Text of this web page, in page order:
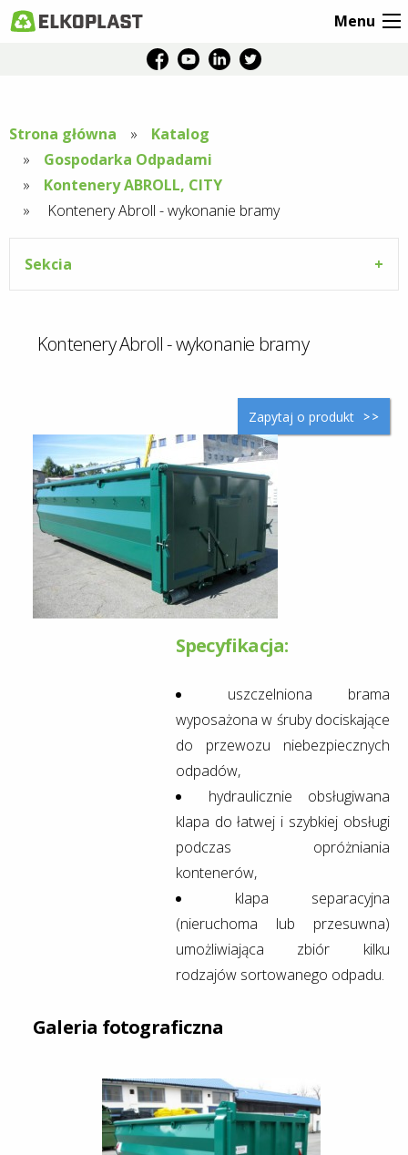
Menu
Strona główna
Katalog
Gospodarka Odpadami
Kontenery ABROLL, CITY
Aktuální
stránka:
Kontenery Abroll - wykonanie bramy
Sekcia
Kontenery Abroll - wykonanie bramy
Zapytaj o produkt
Specyfikacja:
uszczelniona brama
wyposażona w śruby dociskające
do przewozu niebezpiecznych
odpadów,
hydraulicznie obsługiwana
klapa do łatwej i szybkiej obsługi
podczas opróżniania
kontenerów,
klapa separacyjna
(nieruchoma lub przesuwna)
umożliwiająca zbiór kilku
rodzajów sortowanego odpadu.
Galeria fotograficzna